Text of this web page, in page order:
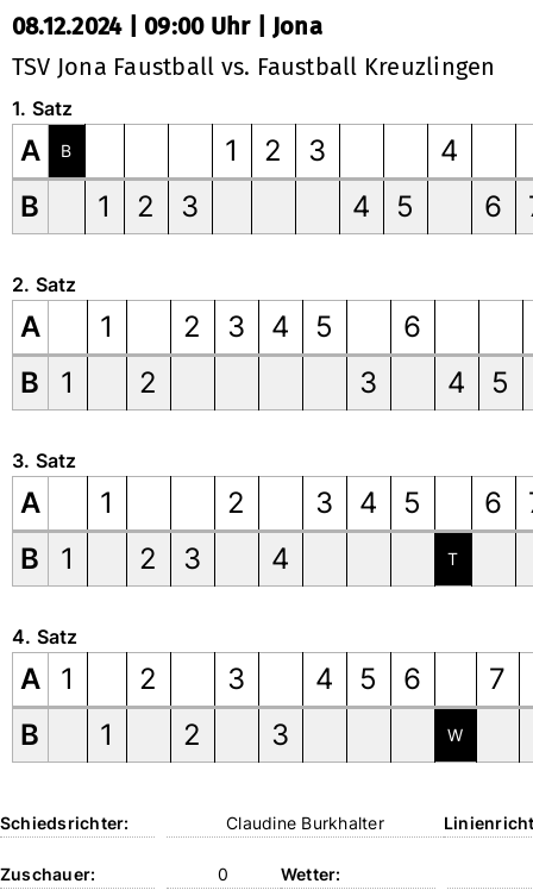
08.12.2024 | 09:00 Uhr | Jona
TSV Jona Faustball vs. Faustball Kreuzlingen
1. Satz
A B 1 2 3
4
B
1 2 3 4 5 6
2. Satz
A 1 2 3 4 5
6
B
1 2 3 4 5
3. Satz
A 1 2 3 4 5 6
B
1 2 3 4 T
4. Satz
A 1 2 3 4 5 6
7
B
1 2 3 W
Schiedsrichter: Claudine Burkhalter
Zuschauer: 0 Wetter: